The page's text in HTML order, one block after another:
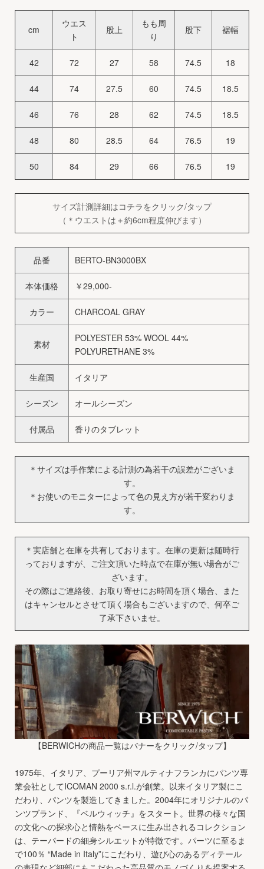
cm
ウエス
ト
股上
もも周
り
股下 裾幅
42 72 27 58 74.5 18
44 74 27.5 60 74.5 18.5
46 76 28 62 74.5 18.5
48 80 28.5 64 76.5 19
50 84 29 66 76.5 19
サイズ計測詳細はコチラをクリック/タップ
（＊ウエストは＋約6cm程度伸びます）
品番 BERTO-BN3000BX
本体価格 ￥29,000-
カラー CHARCOAL GRAY
素材
POLYESTER 53% WOOL 44%
POLYURETHANE 3%
生産国 イタリア
シーズン オールシーズン
付属品 香りのタブレット
＊サイズは手作業による計測の為若干の誤差がございま
す。
＊お使いのモニターによって色の見え方が若干変わりま
す。
＊実店舗と在庫を共有しております。在庫の更新は随時行
っておりますが、ご注文頂いた時点で在庫が無い場合がご
ざいます。
その際はご連絡後、お取り寄せにお時間を頂く場合、また
はキャンセルとさせて頂く場合もございますので、何卒ご
了承下さいませ。
【BERWICHの商品一覧はバナーをクリック/タップ】
1975年、イタリア、プーリア州マルティナフランカにパンツ専
業会社としてICOMAN 2000 s.r.l.が創業。以来イタリア製にこ
だわり、パンツを製造してきました。2004年にオリジナルのパ
ンツブランド、『ベルウィッチ』をスタート。世界の様々な国
の文化への探求心と情熱をベースに生み出されるコレクション
は、テーパードの細身シルエットが特徴です。パーツに至るま
で100％ “Made in Italy”にこだわり、遊び心のあるディテール